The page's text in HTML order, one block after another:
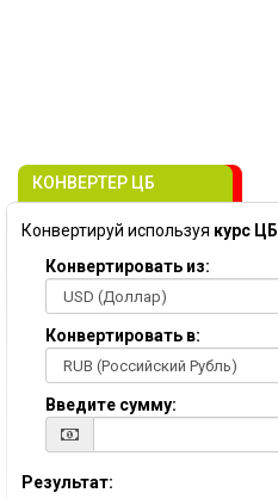
КОНВЕРТЕР ЦБ
Конвертируй используя курс ЦБ
Конвертировать из:
Конвертировать в:
Введите сумму:
Результат: